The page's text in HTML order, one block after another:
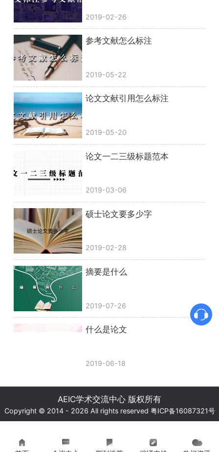
2019-02-26
参考文献怎么标注
2019-05-22
论文文献引用怎么标注
2019-05-20
论文一二三级标题范本
2019-03-06
硕士论文要多少字
2019-02-28
摘要是什么
2019-07-26
什么是论文
2019-06-18
AEIC学术交流中心 版权所有
Copyright © 2014 - 2026 All rights reserved 粤ICP备16087321号